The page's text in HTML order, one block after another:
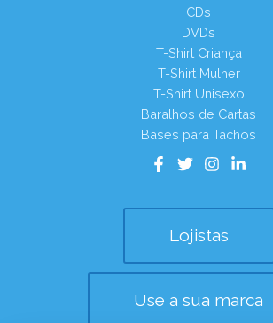
CDs
DVDs
T-Shirt Criança
T-Shirt Mulher
T-Shirt Unisexo
Baralhos de Cartas
Bases para Tachos
Lojistas
Use a sua marca